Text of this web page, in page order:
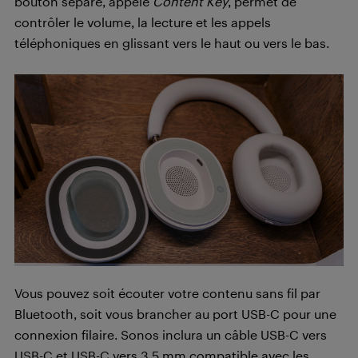
contrôler le volume, la lecture et les appels
téléphoniques en glissant vers le haut ou vers le bas.
Vous pouvez soit écouter votre contenu sans fil par
Bluetooth, soit vous brancher au port USB-C pour une
connexion filaire. Sonos inclura un câble USB-C vers